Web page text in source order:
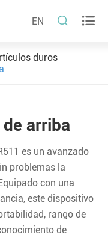
EN  
duros
de arriba
es un avanzado
problemas la
con una
este dispositivo
rango de
de